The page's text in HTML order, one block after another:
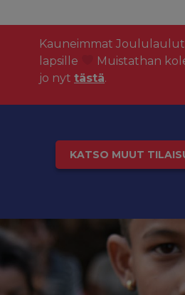
Kauneimmat Joululaulut
lapsille
Muistathan
jo nyt tästä.
KATSO MUUT